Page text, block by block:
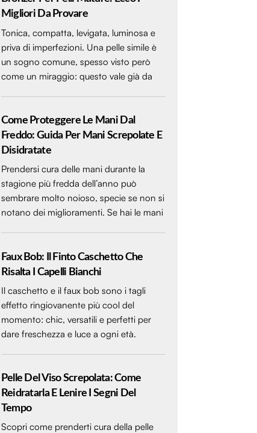
Migliori Da Provare
Tonica, compatta, levigata, luminosa e
priva di imperfezioni. Una pelle simile è
un sogno comune, spesso visto però
come un miraggio: questo vale già da
Come Proteggere Le Mani Dal
Freddo: Guida Per Mani Screpolate E
Disidratate
Prendersi cura delle mani durante la
stagione più fredda dell’anno può
sembrare molto noioso, specie se non si
notano dei miglioramenti. Se hai le mani
Faux Bob: Il Finto Caschetto Che
Risalta I Capelli Bianchi
Il caschetto e il faux bob sono i tagli
effetto ringiovanente più cool del
momento: chic, versatili e perfetti per
dare freschezza e luce a ogni età.
Pelle Del Viso Screpolata: Come
Reidratarla E Lenire I Segni Del
Tempo
Scopri come prenderti cura della pelle